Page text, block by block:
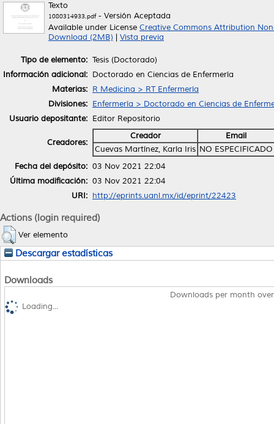
Texto
1080314933.pdf- Versión Aceptada
Available under License Creative Commons Attribution
Download (2MB)
Vista previa
Tipo de elemento: Tesis (Doctorado)
Información adicional: Doctorado en Ciencias de Enfermería
Materias: R Medicina > RT Enfermería
Divisiones: Enfermería > Doctorado en Ciencias de
Usuario depositante: Editor Repositorio
Creadores:
Creador
Email
Cuevas Martínez, Karla Iris NO ESPECIFICADO
Fecha del depósito: 03 Nov 2021 22:04
Última modificación: 03 Nov 2021 22:04
URI: http://eprints.uanl.mx/id/eprint/22423
Actions (login required)
Ver elemento
Descargar estadísticas
Downloads
Downloads per month
Loading...